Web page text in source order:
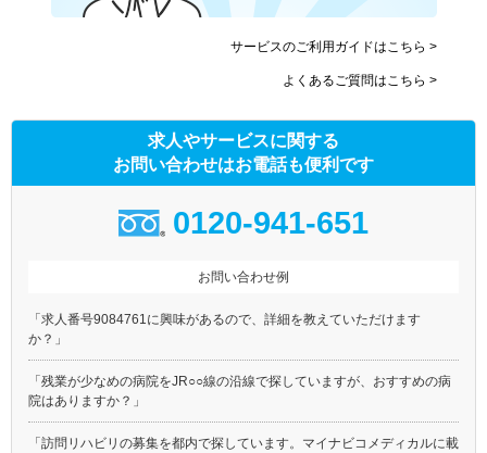
サービスのご利用ガイドはこちら >
よくあるご質問はこちら >
求人やサービスに関する
お問い合わせはお電話も便利です
0120-941-651
お問い合わせ例
「求人番号9084761に興味があるので、詳細を教えていただけます
か？」
「残業が少なめの病院をJR○○線の沿線で探していますが、おすすめの病
院はありますか？」
「訪問リハビリの募集を都内で探しています。マイナビコメディカルに載